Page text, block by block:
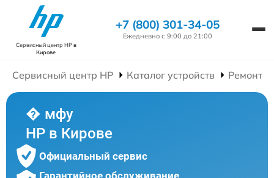
Сервисный центр HPв
Кирове
+7 (800) 301-34-05
Ежедневно с 9:00 до 21:00
Сервисный центр HP Каталог устройств Ремонт
� мфу
HP в Кирове
Официальный сервис
Гарантийное обслуживание